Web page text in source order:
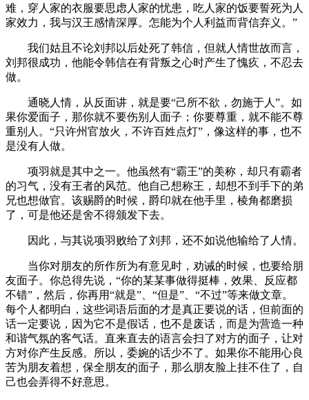
难，穿人家的衣服要思虑人家的忧患，吃人家的饭要誓死为人
家效力，我与汉王感情深厚。怎能为个人利益而背信弃义。”
我们姑且不论刘邦以后处死了韩信，但就人情世故而言，
刘邦很成功，他能令韩信在有背叛之心时产生了愧疚，不忍去
做。
通晓人情，从反面讲，就是要“己所不欲，勿施于人”。如
果你爱面子，那你就不要伤别人面子；你要尊重，就不能不尊
重别人。“只许州官放火，不许百姓点灯”，像这样的事，也不
是没有人做。
项羽就是其中之一。他虽然有“霸王”的美称，却只有霸者
的习气，没有王者的风范。他自己想称王，却想不到手下的弟
兄也想做官。该赐爵的时候，爵印就在他手里，棱角都磨损
了，可是他还是舍不得颁发下去。
因此，与其说项羽败给了刘邦，还不如说他输给了人情。
当你对朋友的所作所为有意见时，劝诫的时候，也要给朋
友面子。你总得先说，“你的某某事做得挺棒，效果、反应都
不错”，然后，你再用“就是”、“但是”、“不过”等来做文章。
每个人都明白，这些词语后面的才是真正要说的话，但前面的
话一定要说，因为它不是假话，也不是废话，而是为营造一种
和谐气氛的客气话。直来直去的语言会扫了对方的面子，让对
方对你产生反感。所以，委婉的话少不了。如果你不能用心良
苦为朋友着想，保全朋友的面子，那么朋友脸上挂不住了，自
己也会弄得不好意思。